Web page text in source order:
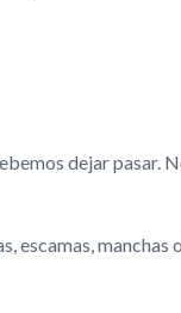
dejar pasar.
escamas, manchas